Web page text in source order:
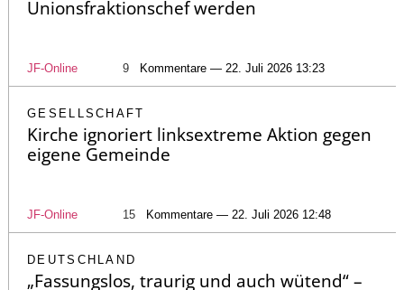
Unionsfraktionschef werden
JF-Online 9 Kommentare — 22. Juli 2026 13:23
GESELLSCHAFT
Kirche ignoriert linksextreme Aktion gegen
eigene Gemeinde
JF-Online 15 Kommentare — 22. Juli 2026 12:48
DEUTSCHLAND
„Fassungslos, traurig und auch wütend“ –